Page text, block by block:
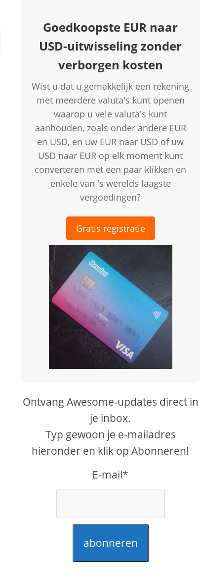
Goedkoopste EUR naar
USD-uitwisseling zonder
verborgen kosten
Wist u dat u gemakkelijk een rekening
met meerdere valuta's kunt openen
waarop u vele valuta's kunt
aanhouden, zoals onder andere EUR
en USD, en uw EUR naar USD of uw
USD naar EUR op elk moment kunt
converteren met een paar klikken en
enkele van 's werelds laagste
vergoedingen?
Gratis registratie
Ontvang Awesome-updates direct in
je inbox.
Typ gewoon je e-mailadres
hieronder en klik op Abonneren!
E-mail*
abonneren